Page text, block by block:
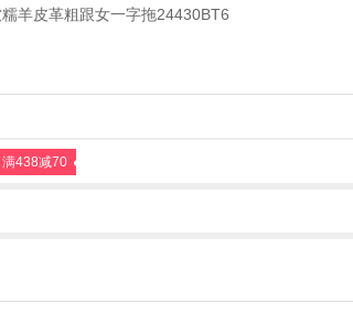
羊皮革粗跟女一字拖24430BT6
满438减70